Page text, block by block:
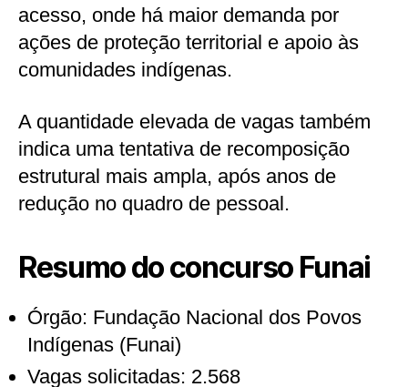
acesso, onde há maior demanda por
ações de proteção territorial e apoio às
comunidades indígenas.
A quantidade elevada de vagas também
indica uma tentativa de recomposição
estrutural mais ampla, após anos de
redução no quadro de pessoal.
Resumo do concurso Funai
Órgão: Fundação Nacional dos Povos
Indígenas (Funai)
Vagas solicitadas: 2.568